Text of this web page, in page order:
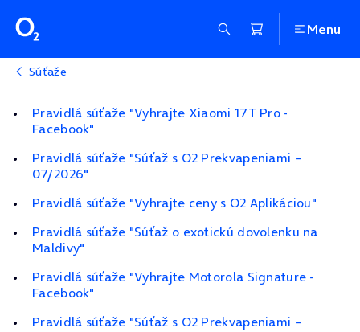
Menu
Súťaže
Pravidlá súťaže "Vyhrajte Xiaomi 17T Pro -
Facebook"
Pravidlá súťaže "Súťaž s O2 Prekvapeniami –
07/2026"
Pravidlá súťaže "Vyhrajte ceny s O2 Aplikáciou"
Pravidlá súťaže "Súťaž o exotickú dovolenku na
Maldivy"
Pravidlá súťaže "Vyhrajte Motorola Signature -
Facebook"
Pravidlá súťaže "Súťaž s O2 Prekvapeniami –